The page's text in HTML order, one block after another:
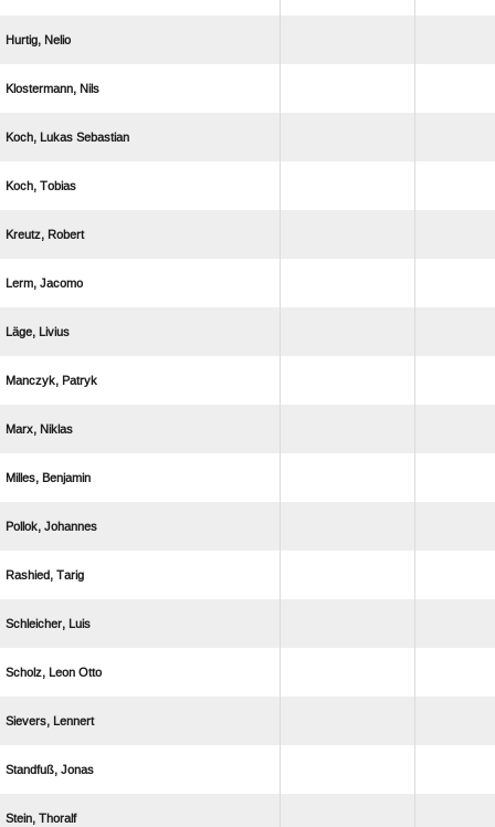
 
 
  
 
 
 
 
 
 
 
 
 
 
  
 
 
 